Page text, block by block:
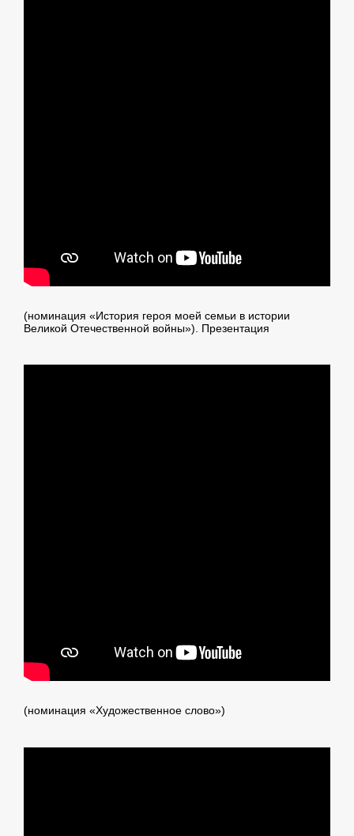
(номинация «История героя моей семьи в истории
Великой Отечественной войны»). Презентация
(номинация «Художественное слово»)